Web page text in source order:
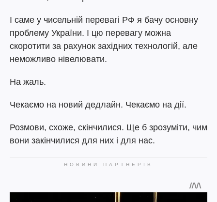
І саме у чисельній перевагі РФ я бачу основну
проблему України. І цю перевагу можна
скоротити за рахунок західних технологій, але
неможливо нівелювати.
На жаль.
Чекаємо на новий дедлайн. Чекаємо на дії.
Розмови, схоже, скінчилися. Ще б зрозуміти, чим
вони закінчилися для них і для нас.